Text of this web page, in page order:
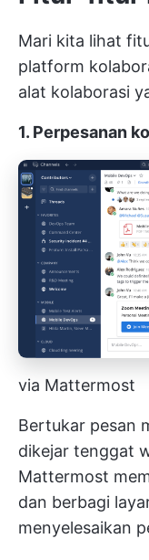
Mari kita lihat
platform
alat kolaborasi
1. Perpesanan
via Mattermost
Bertukar pesan
dikejar tenggat
Mattermost
dan berbagi
menyelesaikan